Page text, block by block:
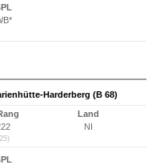
Harderberg (B 68)
Land
NI